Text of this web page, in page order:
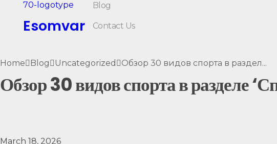
Esomvar
Blog
Contact Us
Home Blog Uncategorized Обзор 30 видов спорта в раздел...
Обзор 30 видов спорта в разделе
March 18, 2026